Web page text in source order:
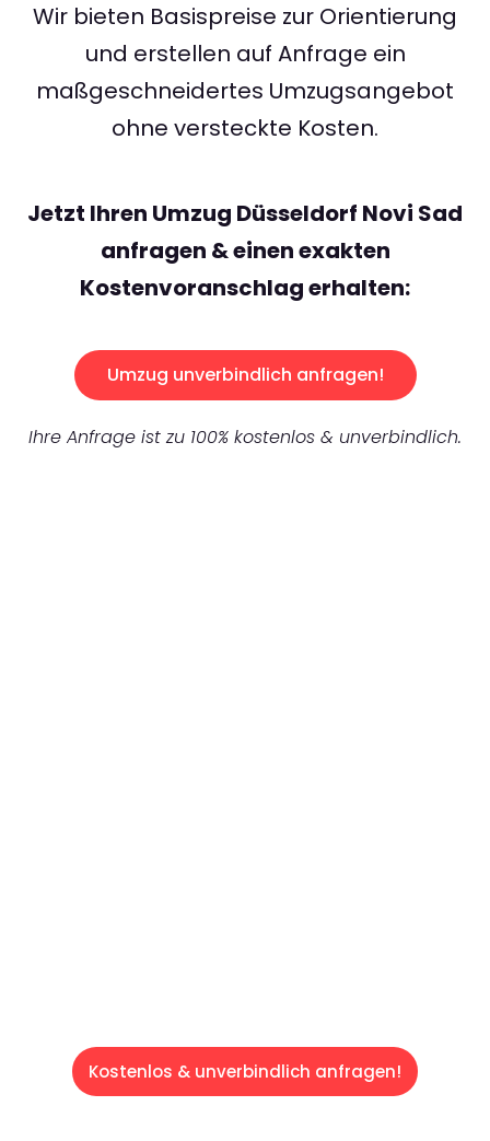
Wir bieten Basispreise zur Orientierung
und erstellen auf Anfrage ein
maßgeschneidertes Umzugsangebot
ohne versteckte Kosten.
Jetzt Ihren Umzug Düsseldorf Novi Sad
anfragen & einen exakten
Kostenvoranschlag erhalten:
Umzug unverbindlich anfragen!
Ihre Anfrage ist zu 100% kostenlos & unverbindlich.
Kostenlos & unverbindlich anfragen!